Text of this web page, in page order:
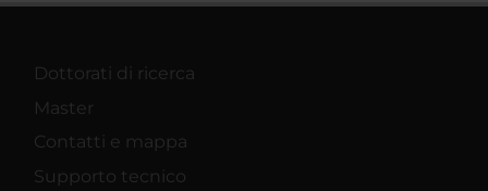
Dottorati di ricerca
Master
Contatti e mappa
Supporto tecnico